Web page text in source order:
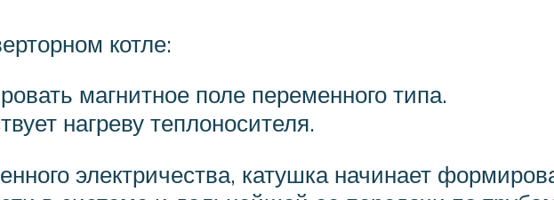
котле:
магнитное поле переменного типа.
нагреву теплоносителя.
электричества, катушка начинает